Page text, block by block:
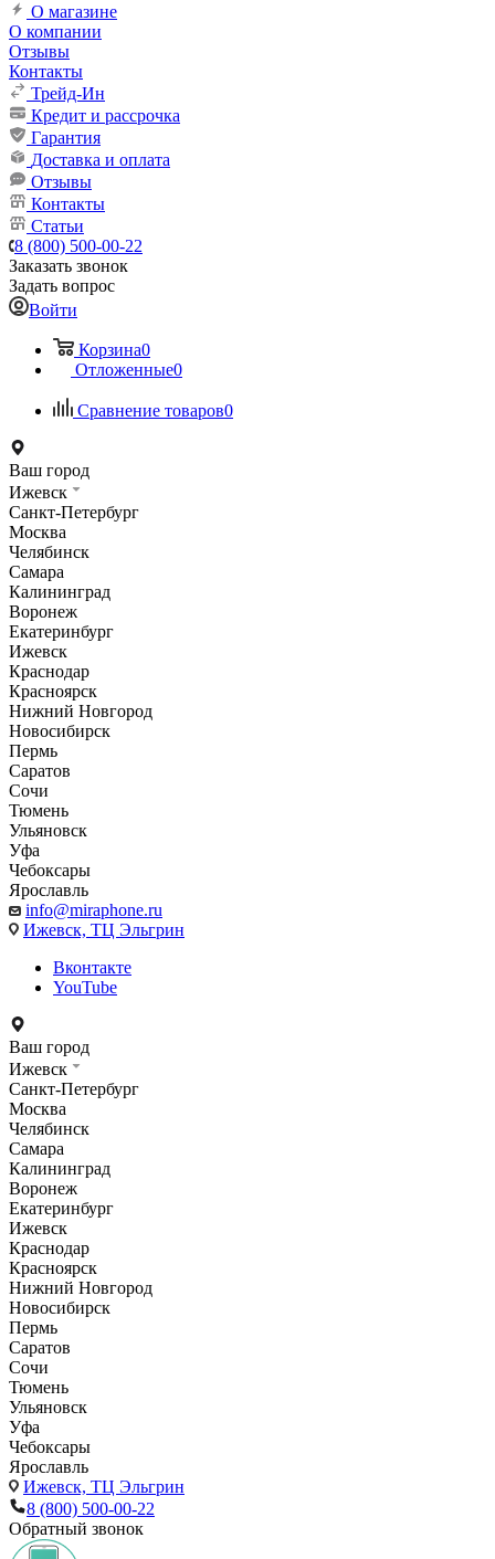
О магазине
О компании
Отзывы
Контакты
Трейд-Ин
Кредит и рассрочка
Гарантия
Доставка и оплата
Отзывы
Контакты
Статьи
8 (800) 500-00-22
Заказать звонок
Задать вопрос
Войти
Корзина0
Отложенные0
Сравнение товаров0
Ваш город
Ижевск
Санкт-Петербург
Москва
Челябинск
Самара
Калининград
Воронеж
Екатеринбург
Ижевск
Краснодар
Красноярск
Нижний Новгород
Новосибирск
Пермь
Саратов
Сочи
Тюмень
Ульяновск
Уфа
Чебоксары
Ярославль
info@miraphone.ru
Ижевск, ТЦ Эльгрин
Вконтакте
YouTube
Ваш город
Ижевск
Санкт-Петербург
Москва
Челябинск
Самара
Калининград
Воронеж
Екатеринбург
Ижевск
Краснодар
Красноярск
Нижний Новгород
Новосибирск
Пермь
Саратов
Сочи
Тюмень
Ульяновск
Уфа
Чебоксары
Ярославль
Ижевск, ТЦ Эльгрин
8 (800) 500-00-22
Обратный звонок